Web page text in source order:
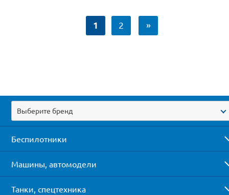
1 2 »
Выберите бренд
Беспилотники
Машины, автомодели
Танки, спецтехника